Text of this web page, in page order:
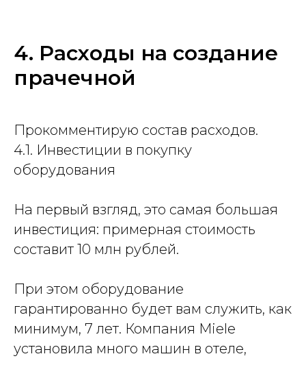
4. Расходы на создание
прачечной
Прокомментирую состав расходов.
4.1. Инвестиции в покупку
оборудования
На первый взгляд, это самая большая
инвестиция: примерная стоимость
составит 10 млн рублей.
При этом оборудование
гарантированно будет вам служить, как
минимум, 7 лет. Компания Miele
установила много машин в отеле,